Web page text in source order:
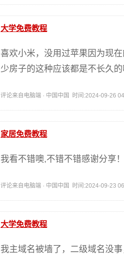
大学免费教程
喜欢小米，没用过苹果因为现
少房子的这种应该都是不长久
评论来自电脑端 · 中国中国 时间:2024-09-26
家居免费教程
我看不错噢,不错不错感谢分享！
评论来自电脑端 · 中国中国 时间:2024-09-23
大学免费教程
我主域名被墙了，二级域名没